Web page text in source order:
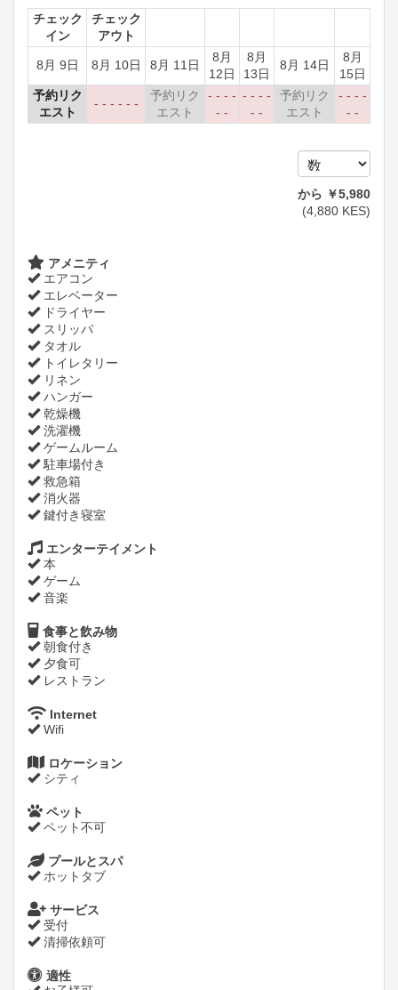
チェック
イン
チェック
アウト
8月 9日 8月 10日 8月 11日
8月
12日
8月
13日
8月 14日
8月
15日
予約リク
エスト
- - - - - -
予約リク
エスト
- - - -
- -
- - - -
- -
予約リク
エスト
- - - -
- -
から ￥5,980
(4,880 KES)
アメニティ
エアコン
エレベーター
ドライヤー
スリッパ
タオル
トイレタリー
リネン
ハンガー
乾燥機
洗濯機
ゲームルーム
駐車場付き
救急箱
消火器
鍵付き寝室
エンターテイメント
本
ゲーム
音楽
食事と飲み物
朝食付き
夕食可
レストラン
Internet
Wifi
ロケーション
シティ
ペット
ペット不可
プールとスパ
ホットタブ
サービス
受付
清掃依頼可
適性